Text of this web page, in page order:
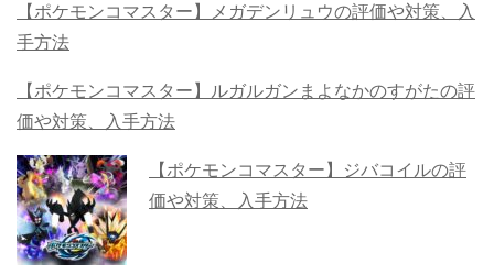
【ポケモンコマスター】メガデンリュウの評価や対策、入
手方法
【ポケモンコマスター】ルガルガンまよなかのすがたの評
価や対策、入手方法
【ポケモンコマスター】ジバコイルの評
価や対策、入手方法